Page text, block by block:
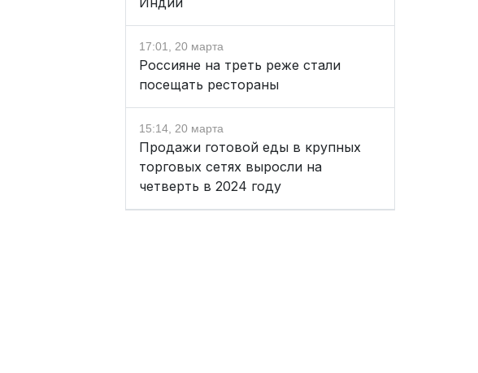
17:01, 20 марта
Россияне на треть реже стали
посещать рестораны
15:14, 20 марта
Продажи готовой еды в крупных
торговых сетях выросли на
четверть в 2024 году